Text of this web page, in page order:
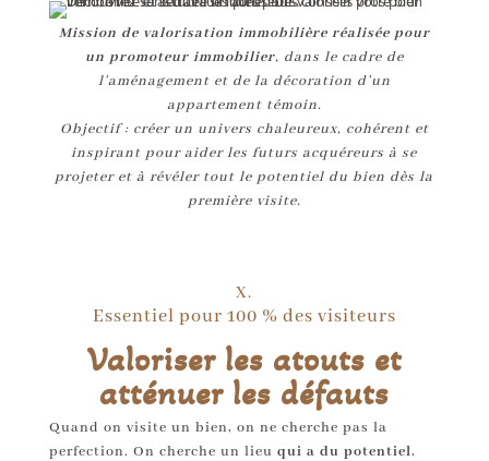
Mission de valorisation immobilière réalisée pour
un promoteur immobilier, dans le cadre de
l’aménagement et de la décoration d’un
appartement témoin.
Objectif : créer un univers chaleureux, cohérent et
inspirant pour aider les futurs acquéreurs à se
projeter et à révéler tout le potentiel du bien dès la
première visite.
X.
Essentiel pour 100 % des visiteurs
Valoriser les atouts et
atténuer les défauts
Quand on visite un bien, on ne cherche pas la
perfection. On cherche un lieu qui a du potentiel,